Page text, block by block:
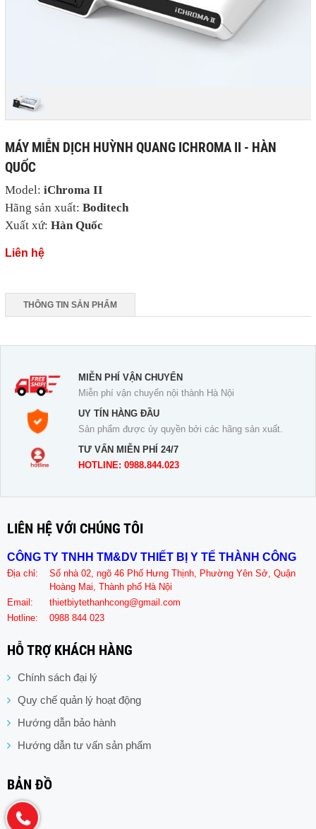
MÁY MIỄN DỊCH HUỲNH QUANG ICHROMA II - HÀN
QUỐC
Model: iChroma II
Hãng sản xuất: Boditech
Xuất xứ: Hàn Quốc
Liên hệ
THÔNG TIN SẢN PHẨM
MIỄN PHÍ VẬN CHUYỂN
Miễn phí vận chuyển nội thành Hà Nội
UY TÍN HÀNG ĐẦU
Sản phẩm được ủy quyền bởi các hãng sản xuất.
TƯ VẤN MIỄN PHÍ 24/7
HOTLINE: 0988.844.023
LIÊN HỆ VỚI CHÚNG TÔI
CÔNG TY TNHH TM&DV THIẾT BỊ Y TẾ THÀNH CÔNG
Địa chỉ:
Số nhà 02, ngõ 46 Phố Hưng Thịnh, Phường Yên Sở, Quận
Hoàng Mai, Thành phố Hà Nội
Email:
thietbiytethanhcong@gmail.com
Hotline:
0988 844 023
HỖ TRỢ KHÁCH HÀNG
Chính sách đại lý
Quy chế quản lý hoạt động
Hướng dẫn bảo hành
Hướng dẫn tư vấn sản phẩm
BẢN ĐỒ